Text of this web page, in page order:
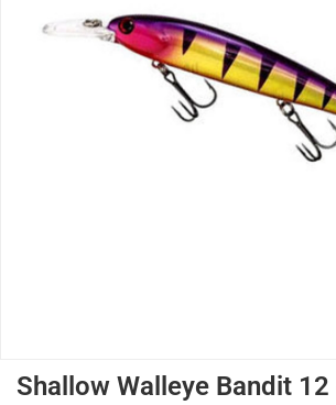
Shallow Walleye Bandit